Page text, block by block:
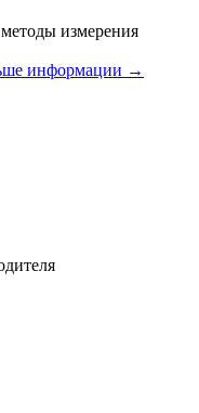
измерения
информации →